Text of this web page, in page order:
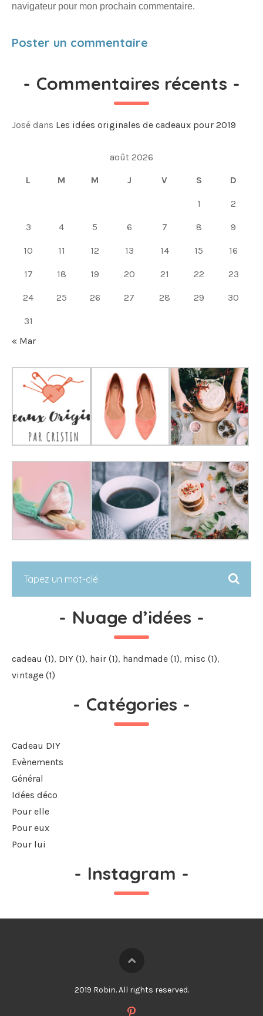
navigateur pour mon prochain commentaire.
- Commentaires récents -
José dans Les idées originales de cadeaux pour 2019
août 2026
L M M J V S D
1 2
3 4 5 6 7 8 9
10 11 12 13 14 15 16
17 18 19 20 21 22 23
24 25 26 27 28 29 30
31
« Mar
- Nuage d’idées -
cadeau (1) DIY (1) hair (1) handmade (1) misc (1)
vintage (1)
- Catégories -
Cadeau DIY
Evènements
Général
Idées déco
Pour elle
Pour eux
Pour lui
- Instagram -
2019 Robin. All rights reserved.